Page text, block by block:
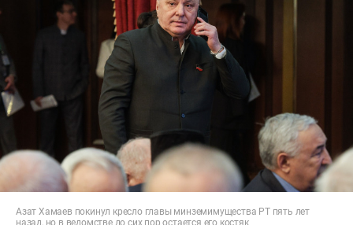
Азат Хамаев покинул кресло главы минземимущества РТ пять лет
назад, но в ведомстве до сих пор остается его костяк